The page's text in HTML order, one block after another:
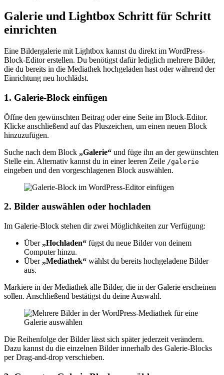
Galerie und Lightbox Schritt für Schritt
einrichten
Eine Bildergalerie mit Lightbox kannst du direkt im WordPress-
Block-Editor erstellen. Du benötigst dafür lediglich mehrere Bilder,
die du bereits in die Mediathek hochgeladen hast oder während der
Einrichtung neu hochlädst.
1. Galerie-Block einfügen
Öffne den gewünschten Beitrag oder eine Seite im Block-Editor.
Klicke anschließend auf das Pluszeichen, um einen neuen Block
hinzuzufügen.
Suche nach dem Block „Galerie“ und füge ihn an der gewünschten
Stelle ein. Alternativ kannst du in einer leeren Zeile /galerie
eingeben und den vorgeschlagenen Block auswählen.
2. Bilder auswählen oder hochladen
Im Galerie-Block stehen dir zwei Möglichkeiten zur Verfügung:
Über „Hochladen“ fügst du neue Bilder von deinem
Computer hinzu.
Über „Mediathek“ wählst du bereits hochgeladene Bilder
aus.
Markiere in der Mediathek alle Bilder, die in der Galerie erscheinen
sollen. Anschließend bestätigst du deine Auswahl.
Die Reihenfolge der Bilder lässt sich später jederzeit verändern.
Dazu kannst du die einzelnen Bilder innerhalb des Galerie-Blocks
per Drag-and-drop verschieben.